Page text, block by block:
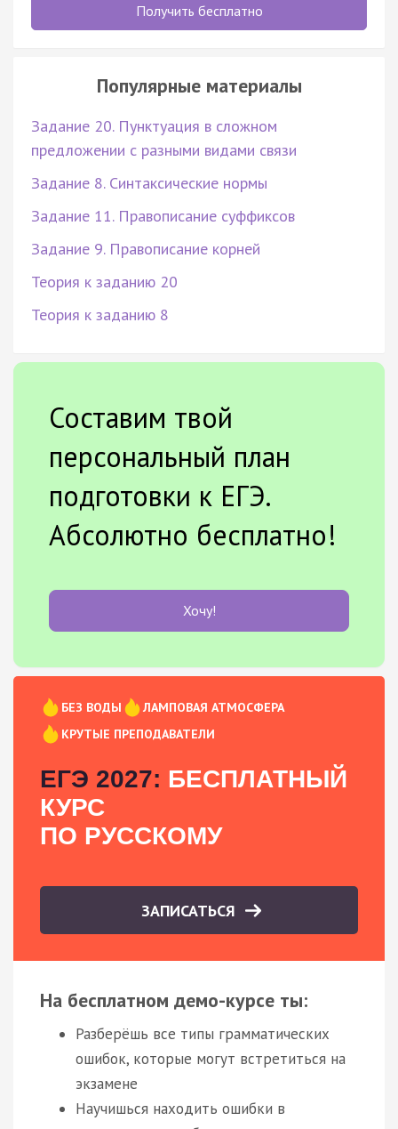
Получить бесплатно
Популярные материалы
Задание 20. Пунктуация в сложном
предложении с разными видами связи
Задание 8. Синтаксические нормы
Задание 11. Правописание суффиксов
Задание 9. Правописание корней
Теория к заданию 20
Теория к заданию 8
Составим твой
персональный план
подготовки к ЕГЭ.
Абсолютно бесплатно!
Хочу!
БЕЗ ВОДЫ
ЛАМПОВАЯ АТМОСФЕРА
КРУТЫЕ ПРЕПОДАВАТЕЛИ
ЕГЭ 2027: БЕСПЛАТНЫЙ
КУРС
ПО РУССКОМУ
ЗАПИСАТЬСЯ
На бесплатном демо-курсе ты:
Разберёшь все типы грамматических
ошибок, которые могут встретиться на
экзамене
Научишься находить ошибки в